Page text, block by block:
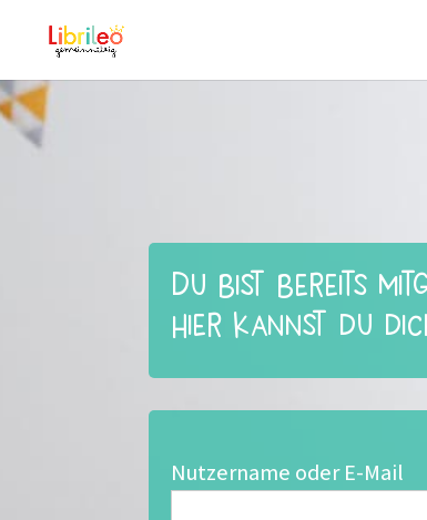
Du bist bereits
Hier kannst du
Nutzername oder E-Mail